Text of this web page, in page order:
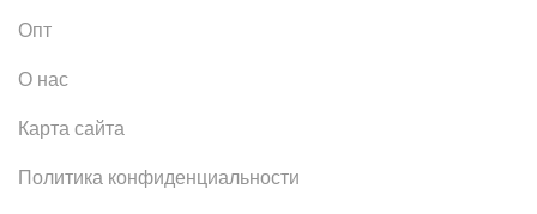
Опт
О нас
Карта сайта
Политика конфиденциальности